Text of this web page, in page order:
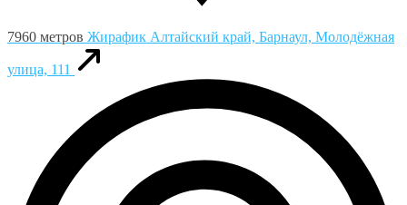
7960 метров Жирафик Алтайский край, Барнаул, Молодёжная
улица, 111